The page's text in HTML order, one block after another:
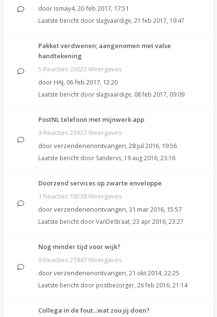
door Ismay4,20 feb 2017, 17:51
Laatste bericht door slagvaardige, 21 feb 2017, 19:47
Pakket verdwenen; aangenomen met valse
handtekening
5 Reacties 23023 Weergaves
door HAJ, 06 feb 2017, 12:20
Laatste bericht door slagvaardige, 08 feb 2017, 09:09
PostNL telefoon met mijnwerk app
3 Reacties 23927 Weergaves
doorverzendenenontvangen,28 jul 2016, 19:56
Laatste bericht door Sandervs, 19 aug 2016, 23:16
Doorzend services op zwarte enveloppe
1 Reacties 18238 Weergaves
doorverzendenenontvangen,31 mar 2016, 15:57
Laatste bericht doorVanDeStraat, 23 apr 2016, 23:27
Nog minder tijd voor wijk?
9 Reacties 27447 Weergaves
doorverzendenenontvangen,21 okt 2014, 22:25
Laatste bericht door postbezorger, 26 feb 2016, 21:14
Collega in de fout...wat zou jij doen?